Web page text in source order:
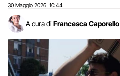
30 Maggio 2026 10:44
A cura di Francesca Caporello